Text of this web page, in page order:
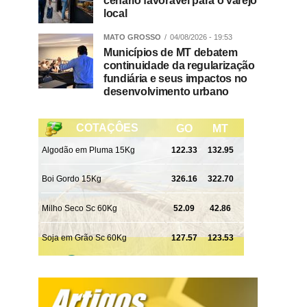
local
MATO GROSSO 04/08/2026 - 19:53
Municípios de MT debatem
continuidade da regularização
fundiária e seus impactos no
desenvolvimento urbano